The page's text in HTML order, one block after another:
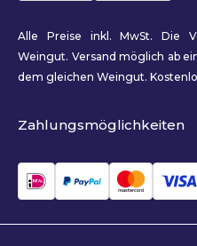
Alle Preise inkl. MwSt. Die
Weingut. Versand möglich ab
dem gleichen Weingut.
Zahlungsmöglichkeiten